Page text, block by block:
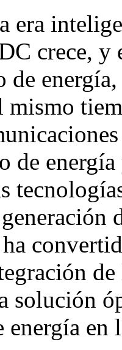
era
crece, y
de
de
solución
energía en